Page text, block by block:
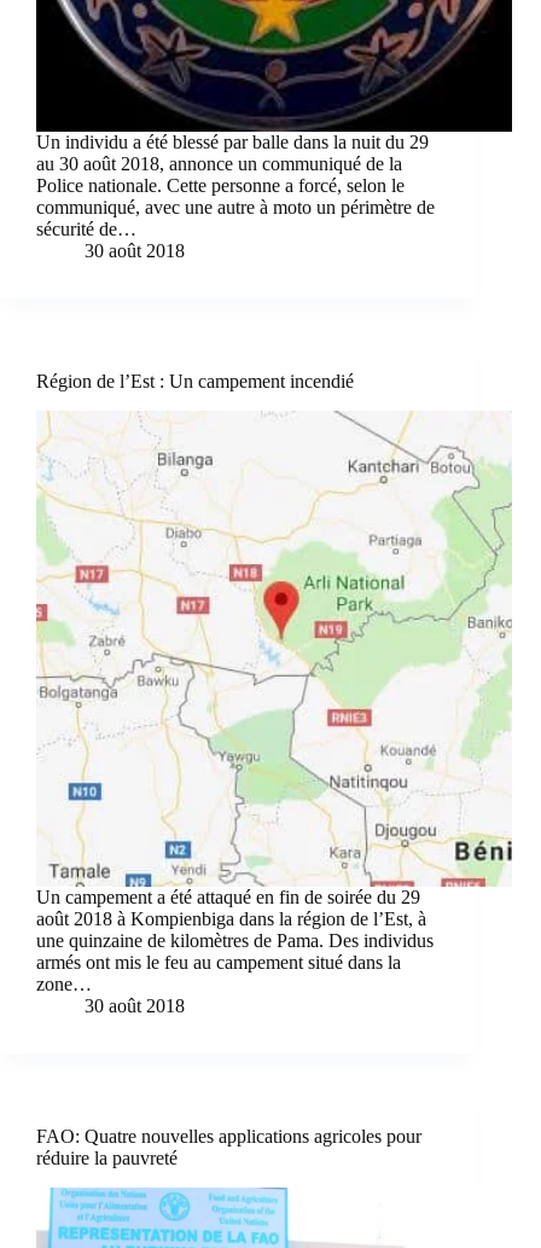
Un individu a été blessé par balle dans la nuit du 29
au 30 août 2018, annonce un communiqué de la
Police nationale. Cette personne a forcé, selon le
communiqué, avec une autre à moto un périmètre de
sécurité de…
30 août 2018
Région de l’Est : Un campement incendié
Un campement a été attaqué en fin de soirée du 29
août 2018 à Kompienbiga dans la région de l’Est, à
une quinzaine de kilomètres de Pama. Des individus
armés ont mis le feu au campement situé dans la
zone…
30 août 2018
FAO: Quatre nouvelles applications agricoles pour
réduire la pauvreté